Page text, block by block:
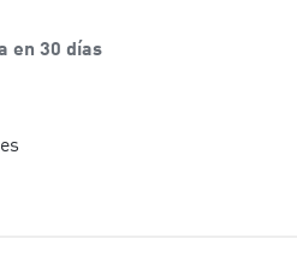
en 30 días